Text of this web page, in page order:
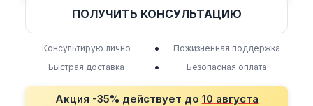
ПОЛУЧИТЬ КОНСУЛЬТАЦИЮ
Консультирую лично •
Пожизненная поддержка
Быстрая доставка
• Безопасная оплата
Акция -35% действует до 10 августа